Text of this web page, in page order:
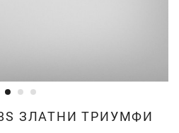
ЗЛАТНИ ТРИУМФИ